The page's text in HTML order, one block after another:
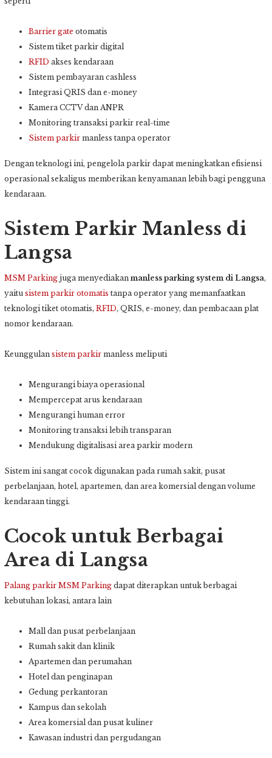
Barrier gate otomatis
Sistem tiket parkir digital
RFID akses kendaraan
Sistem pembayaran cashless
Integrasi QRIS dan e-money
Kamera CCTV dan ANPR
Monitoring transaksi parkir real-time
Sistem parkir manless tanpa operator
Dengan teknologi ini, pengelola parkir dapat meningkatkan efisiensi
operasional sekaligus memberikan kenyamanan lebih bagi pengguna
kendaraan.
Sistem Parkir Manless di
Langsa
MSM Parking juga menyediakan manless parking system di Langsa,
yaitu sistem parkir otomatis tanpa operator yang memanfaatkan
teknologi tiket otomatis, RFID, QRIS, e-money, dan pembacaan plat
nomor kendaraan.
Keunggulan sistem parkir manless meliputi
Mengurangi biaya operasional
Mempercepat arus kendaraan
Mengurangi human error
Monitoring transaksi lebih transparan
Mendukung digitalisasi area parkir modern
Sistem ini sangat cocok digunakan pada rumah sakit, pusat
perbelanjaan, hotel, apartemen, dan area komersial dengan volume
kendaraan tinggi.
Cocok untuk Berbagai
Area di Langsa
Palang parkir MSM Parking dapat diterapkan untuk berbagai
kebutuhan lokasi, antara lain
Mall dan pusat perbelanjaan
Rumah sakit dan klinik
Apartemen dan perumahan
Hotel dan penginapan
Gedung perkantoran
Kampus dan sekolah
Area komersial dan pusat kuliner
Kawasan industri dan pergudangan